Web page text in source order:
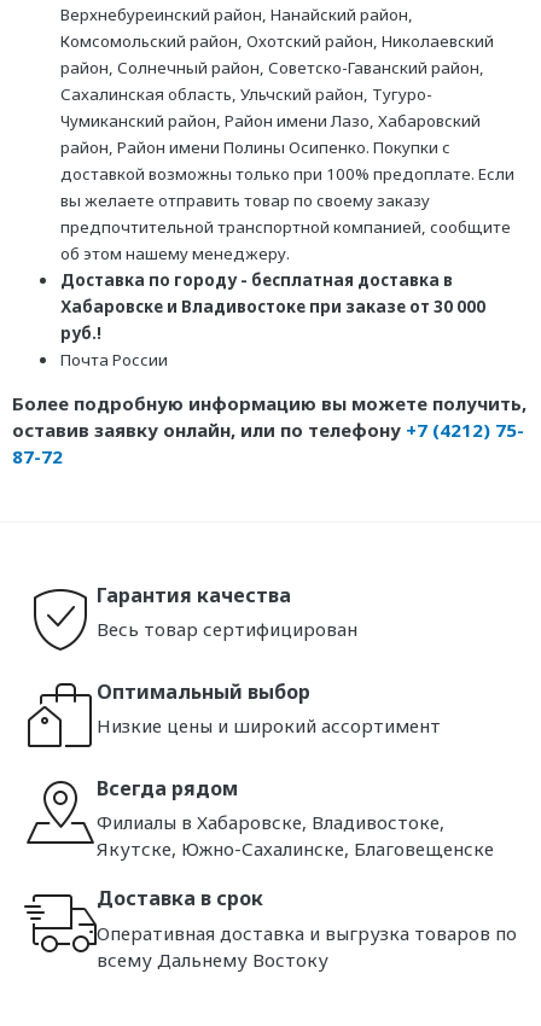
Верхнебуреинский район, Нанайский район,
Комсомольский район, Охотский район, Николаевский
район, Солнечный район, Советско-Гаванский район,
Сахалинская область, Ульчский район, Тугуро-
Чумиканский район, Район имени Лазо, Хабаровский
район, Район имени Полины Осипенко. Покупки с
доставкой возможны только при 100% предоплате. Если
вы желаете отправить товар по своему заказу
предпочтительной транспортной компанией, сообщите
об этом нашему менеджеру.
Доставка по городу - бесплатная доставка в
Хабаровске и Владивостоке при заказе от 30 000
руб.!
Почта России
Более подробную информацию вы можете получить,
оставив заявку онлайн, или по телефону +7 (4212) 75-
87-72
Гарантия качества
Весь товар сертифицирован
Оптимальный выбор
Низкие цены и широкий ассортимент
Всегда рядом
Филиалы в Хабаровске, Владивостоке,
Якутске, Южно-Сахалинске, Благовещенске
Доставка в срок
Оперативная доставка и выгрузка товаров по
всему Дальнему Востоку